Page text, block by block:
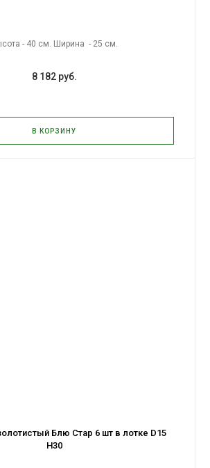
- 40 см. Ширина - 25 см.
8 182 руб.
В КОРЗИНУ
Блю Стар 6 шт в лотке D15
H30